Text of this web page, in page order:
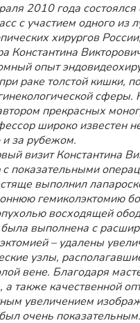
2010 года состоялся
с участием одного из
хирургов
Константина
опыт
раке толстой кишки,
сферы.
прекрасных
широко известен
и за рубежом.
визит Константина
с показательными
выполнил
гемиколэктомию
восходящей
выполнена с
– удалены
узлы,
вене. Благодаря
а также качественной
увеличением
очень